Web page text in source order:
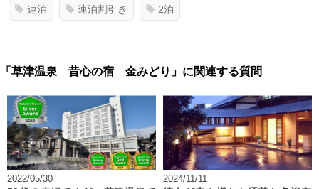
連泊 連泊割引き 2泊
「草津温泉 昔心の宿 金みどり」に関連する質問
2022/05/30
2024/11/11